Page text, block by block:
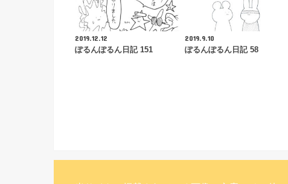
2019.12.12
ぽるんぽるん日記 151
2019.9.10
ぽるんぽるん日記 58